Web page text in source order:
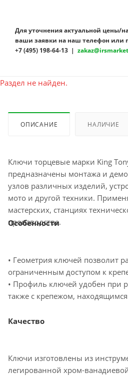
Для уточнения актуальной цены/
ваши заявки на наш телефон или
+7 (495) 198-64-13 |
Раздел не найден.
ОПИСАНИЕ НАЛИЧИЕ
Ключи торцевые марки King
предназначены монтажа и
узлов различных изделий,
мото и другой техники.
мастерских, станциях
производстве.
Особенности
• Геометрия ключей позволит
ограниченным доступом к
• Профиль ключей удобен при
также с крепежом,
Качество
Ключи изготовлены из
легированной хром-